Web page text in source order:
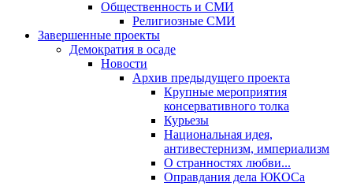
Общественность и СМИ
Религиозные СМИ
Завершенные проекты
Демократия в осаде
Новости
Архив предыдущего проекта
Крупные мероприятия
консервативного толка
Курьезы
Национальная идея,
антивестернизм, империализм
О странностях любви...
Оправдания дела ЮКОСа